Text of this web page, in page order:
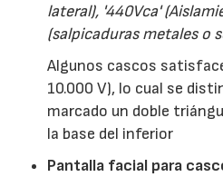
lateral), '440Vca'
(salpicaduras metales o
Algunos cascos
10.000 V), lo cual se
marcado un doble
la base del inferior
Pantalla facial para